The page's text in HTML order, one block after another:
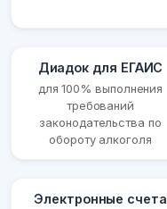
Диадок для ЕГАИС
для 100% выполнения
требований
законодательства по
обороту алкоголя
Электронные счета